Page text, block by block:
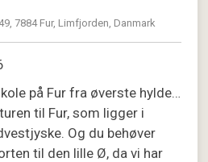
7884 Fur, Limfjorden, Danmark
på Fur fra øverste hylde…
til Fur, som ligger i
Og du behøver
til den lille Ø, da vi har